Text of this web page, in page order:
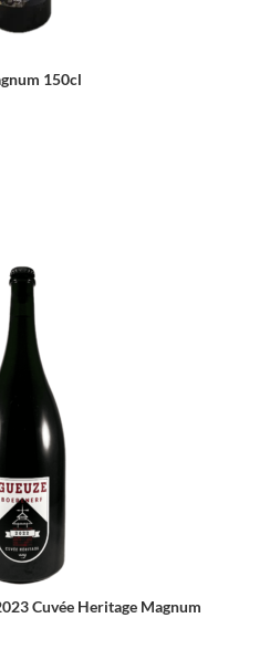
150cl
Cuvée Heritage Magnum